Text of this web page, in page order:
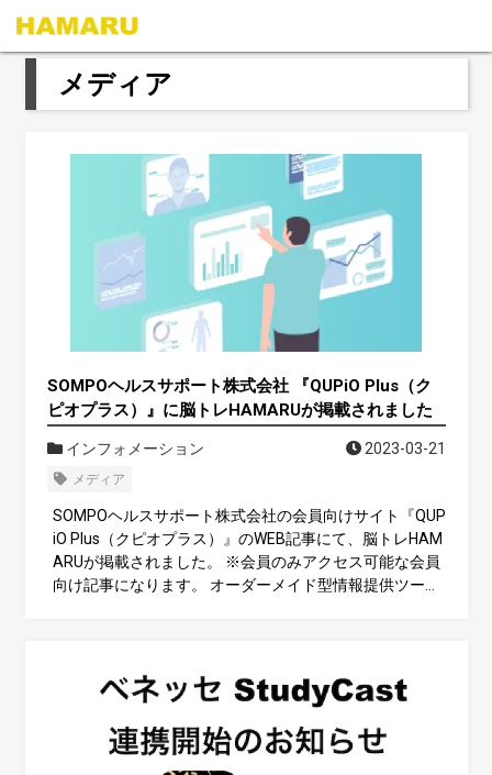
メディア
SOMPOヘルスサポート株式会社 『QUPiO Plus（ク
ピオプラス）』に脳トレHAMARUが掲載されました
インフォメーション 2023-03-21
メディア
SOMPOヘルスサポート株式会社の会員向けサイト『QUP
iO Plus（クピオプラス）』のWEB記事にて、脳トレHAM
ARUが掲載されました。 ※会員のみアクセス可能な会員
向け記事になります。 オーダーメイド型情報提供ツール